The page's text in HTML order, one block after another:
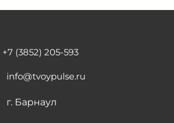
+7 (3852) 205-593
info@tvoypulse.ru
г. Барнаул